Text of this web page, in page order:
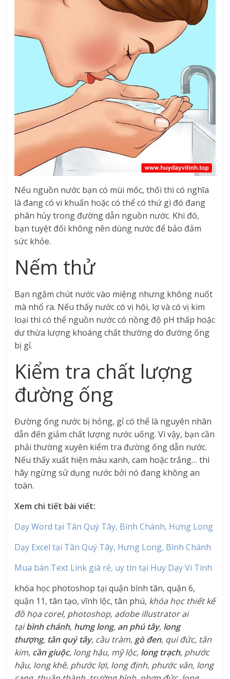
Nếu nguồn nước bạn có mùi mốc, thối thì có nghĩa
là đang có vi khuẩn hoặc có thể có thứ gì đó đang
phân hủy trong đường dẫn nguồn nước. Khi đó,
bạn tuyệt đối không nên dùng nước để bảo đảm
sức khỏe.
Nếm thử
Bạn ngậm chút nước vào miệng nhưng không nuốt
mà nhổ ra. Nếu thấy nước có vị hôi, lợ và có vị kim
loại thì có thể nguồn nước có nồng độ pH thấp hoặc
dư thừa lượng khoáng chất thường do đường ống
bị gỉ.
Kiểm tra chất lượng
đường ống
Đường ống nước bị hỏng, gỉ có thể là nguyên nhân
dẫn đến giảm chất lượng nước uống. Vì vậy, bạn cần
phải thường xuyên kiểm tra đường ống dẫn nước.
Nếu thấy xuất hiện màu xanh, cam hoặc trắng… thì
hãy ngừng sử dụng nước bởi nó đang không an
toàn.
Xem chi tiết bài viết:
Dạy Word tại Tân Quý Tây, Bình Chánh, Hưng Long
Dạy Excel tại Tân Quý Tây, Hưng Long, Bình Chánh
Mua bán Text Link giá rẻ, uy tín tại Huy Dạy Vi Tính
khóa học photoshop tại quận bình tân, quận 6,
quận 11, tân tạo, vĩnh lộc, tân phú, khóa học thiết kế
đồ họa corel, photoshop, adobe illustrator ai
tạibình chánh, hưng long, an phú tây, long
thượng, tân quý tây, cầu tràm, gò đen, qui đức, tân
kim, cần giuộc, long hậu, mỹ lộc, long trạch, phước
hậu, long khê, phước lợi, long định, phước vân, long